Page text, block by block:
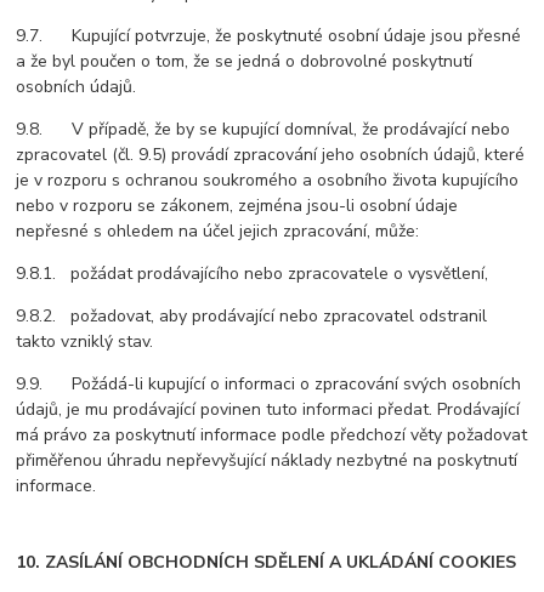
9.7. Kupující potvrzuje, že poskytnuté osobní údaje jsou přesné
a že byl poučen o tom, že se jedná o dobrovolné poskytnutí
osobních údajů.
9.8. V případě, že by se kupující domníval, že prodávající nebo
zpracovatel (čl. 9.5) provádí zpracování jeho osobních údajů, které
je v rozporu s ochranou soukromého a osobního života kupujícího
nebo v rozporu se zákonem, zejména jsou-li osobní údaje
nepřesné s ohledem na účel jejich zpracování, může:
9.8.1. požádat prodávajícího nebo zpracovatele o vysvětlení,
9.8.2. požadovat, aby prodávající nebo zpracovatel odstranil
takto vzniklý stav.
9.9. Požádá-li kupující o informaci o zpracování svých osobních
údajů, je mu prodávající povinen tuto informaci předat. Prodávající
má právo za poskytnutí informace podle předchozí věty požadovat
přiměřenou úhradu nepřevyšující náklady nezbytné na poskytnutí
informace.
10. ZASÍLÁNÍ OBCHODNÍCH SDĚLENÍ A UKLÁDÁNÍ COOKIES